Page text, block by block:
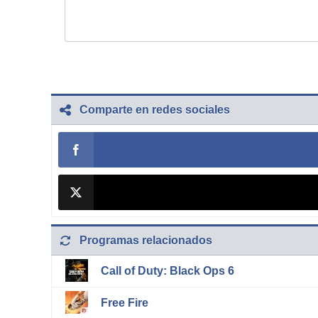
Comparte en redes sociales
Programas relacionados
Call of Duty: Black Ops 6
Free Fire